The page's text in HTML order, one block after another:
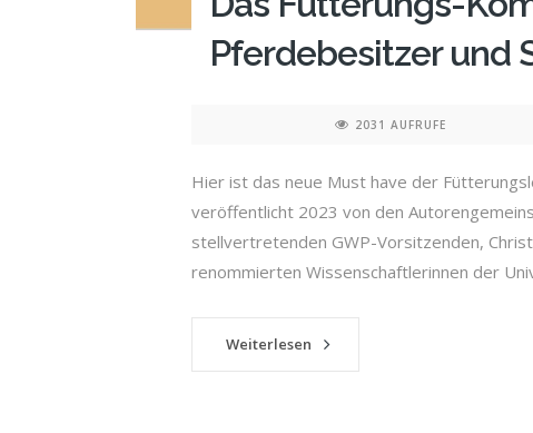
Pferdebesitzer und
2031 AUFRUFE
Hier ist das neue Must have der
veröffentlicht 2023 von den
stellvertretenden GWP-Vorsitzenden,
renommierten Wissenschaftlerinnen der
Weiterlesen